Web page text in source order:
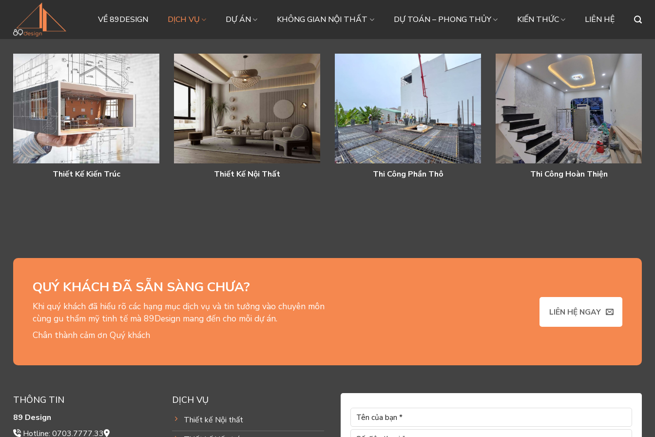
content
VỀ 89DESIGN DỊCH VỤ DỰ ÁN KHÔNG GIAN NỘI THẤT DỰ TOÁN – PHONG THỦY KIẾN THỨC LIÊN HỆ
Thiết Kế Kiến Trúc Thiết Kế Nội Thất Thi Công Phần Thô Thi Công Hoàn Thiện
QUÝ KHÁCH ĐÃ SẴN SÀNG CHƯA?
Khi quý khách đã hiểu rõ các hạng mục dịch vụ và tin tưởng vào chuyên môn
cùng gu thẩm mỹ tinh tế mà 89Design mang đến cho mỗi dự án.
Chân thành cảm ơn Quý khách
LIÊN HỆ NGAY
THÔNG TIN
89 Design
Hotline: 0703.7777.33
DỊCH VỤ
Thiết kế Nội thất